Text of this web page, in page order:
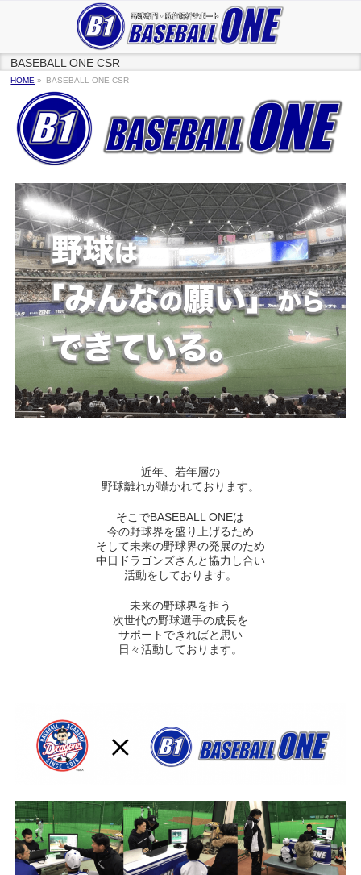
BASEBALL ONE CSR
HOME » BASEBALL ONE CSR
近年、若年層の
野球離れが囁かれております。
そこでBASEBALL ONEは
今の野球界を盛り上げるため
そして未来の野球界の発展のため
中日ドラゴンズさんと協力し合い
活動をしております。
未来の野球界を担う
次世代の野球選手の成長を
サポートできればと思い
日々活動しております。